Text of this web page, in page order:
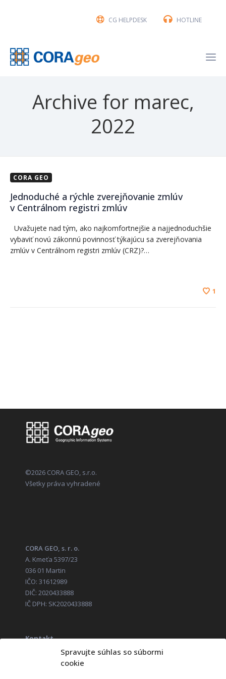
Spravujte súhlas so súbormi
cookie
CG HELPDESK HOTLINE
Archive for marec,
2022
CORA GEO
Jednoduché a rýchle zverejňovanie zmlúv
v Centrálnom registri zmlúv
Uvažujete nad tým, ako najkomfortnejšie a najjednoduchšie
vybaviť novú zákonnú povinnosť týkajúcu sa zverejňovania
zmlúv v Centrálnom registri zmlúv (CRZ)?…
1
©2026 CORA GEO, s.r.o.
Všetky práva vyhradené
CORA GEO, s. r. o.
A. Kmeťa 5397/23
036 01 Martin
IČO: 31612989
DIČ: 2020433888
IČ DPH: SK2020433888
Kontakt
+421 52 285 14 11
obchod@corageo.sk